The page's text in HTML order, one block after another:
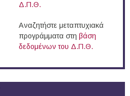
Δ.Π.Θ.
Αναζητήστε μεταπτυχιακά
προγράμματα στη βάση
δεδομένων του Δ.Π.Θ.